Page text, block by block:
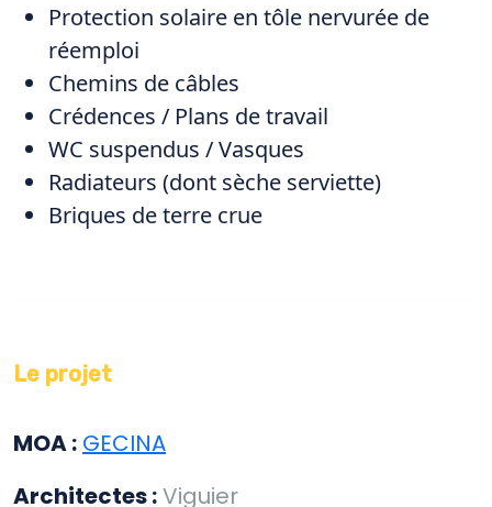
Protection solaire en tôle nervurée de
réemploi
Chemins de câbles
Crédences / Plans de travail
WC suspendus / Vasques
Radiateurs (dont sèche serviette)
Briques de terre crue
Le projet
MOA : GECINA
Architectes :Viguier